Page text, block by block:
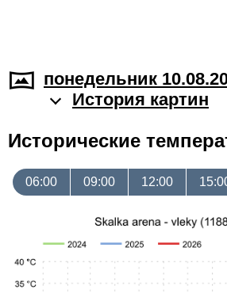
понедельник
История картин
Исторические
06:00 09:00 12:00